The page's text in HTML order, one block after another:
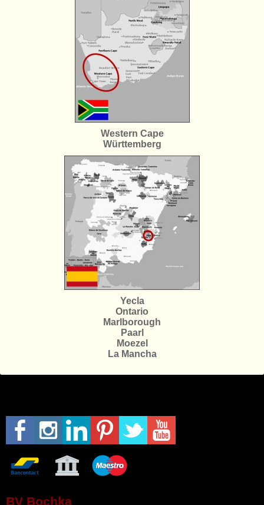
Western Cape
Württemberg
Yecla
Ontario
Marlborough
Paarl
Moezel
La Mancha
BV Bochka